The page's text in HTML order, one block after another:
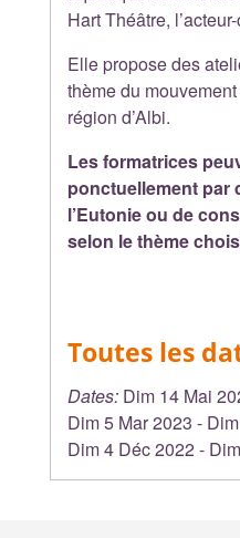
Hart Théâtre,
Elle propose des
thème du
région d’Albi.
Les formatrices
ponctuellement par
l’Eutonie ou de
selon le thème
Toutes les
Dates: Dim 14 Mai
Dim 5 Mar 2023 -
Dim 4 Déc 2022 -